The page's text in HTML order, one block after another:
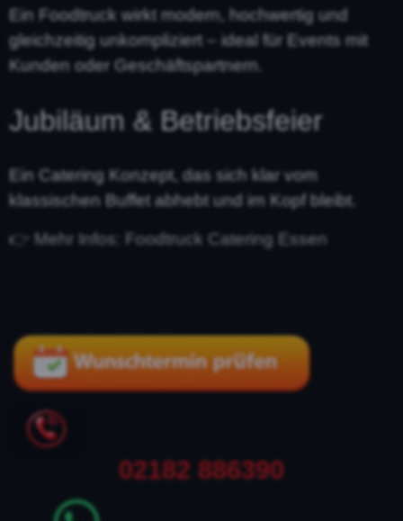
Ein Foodtruck wirkt modern, hochwertig und
gleichzeitig unkompliziert – ideal für Events mit
Kunden oder Geschäftspartnern.
Jubiläum & Betriebsfeier
Ein Catering Konzept, das sich klar vom
klassischen Buffet abhebt und im Kopf bleibt.
👉 Mehr Infos: Foodtruck Catering Essen
02182 886390